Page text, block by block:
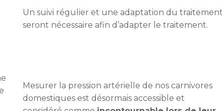
Un suivi régulier et une adaptation du
seront nécessaire afin d’adapter le traitement.
Mesurer la pression artérielle de nos carnivores
domestiques est désormais accessible et